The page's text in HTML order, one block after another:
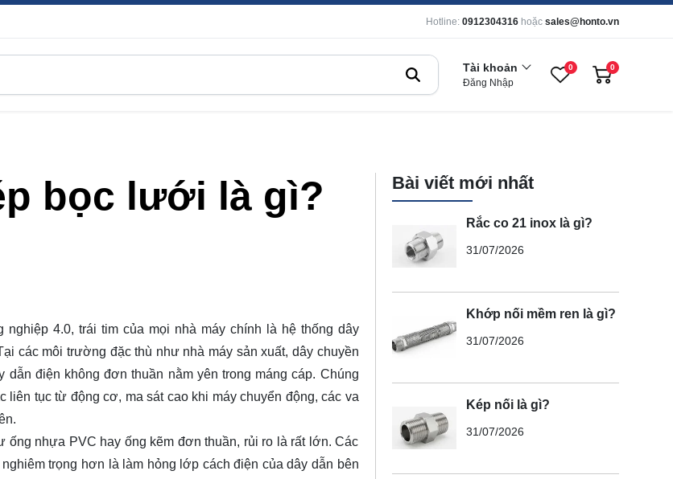
Hotline: 0912304316 hoặc sales@honto.vn
Tài khoản
Đăng Nhập
0 0
bọc lưới là gì?
4.0, trái tim của mọi nhà máy chính là hệ thống dây
các môi trường đặc thù như nhà máy sản xuất, dây chuyền
dẫn điện không đơn thuần nằm yên trong máng cáp. Chúng
liên tụctừ động cơ, ma sát caokhi máy chuyển động, các va
nhựa PVC hay ống kẽm đơn thuần, rủi ro là rất lớn. Các
trọng hơn là làm hỏng lớp cách điện của dây dẫn bên
Bài viết mới nhất
Rắc co 21 inox là gì?
31/07/2026
Khớp nối mềm ren là gì?
31/07/2026
Kép nối là gì?
31/07/2026